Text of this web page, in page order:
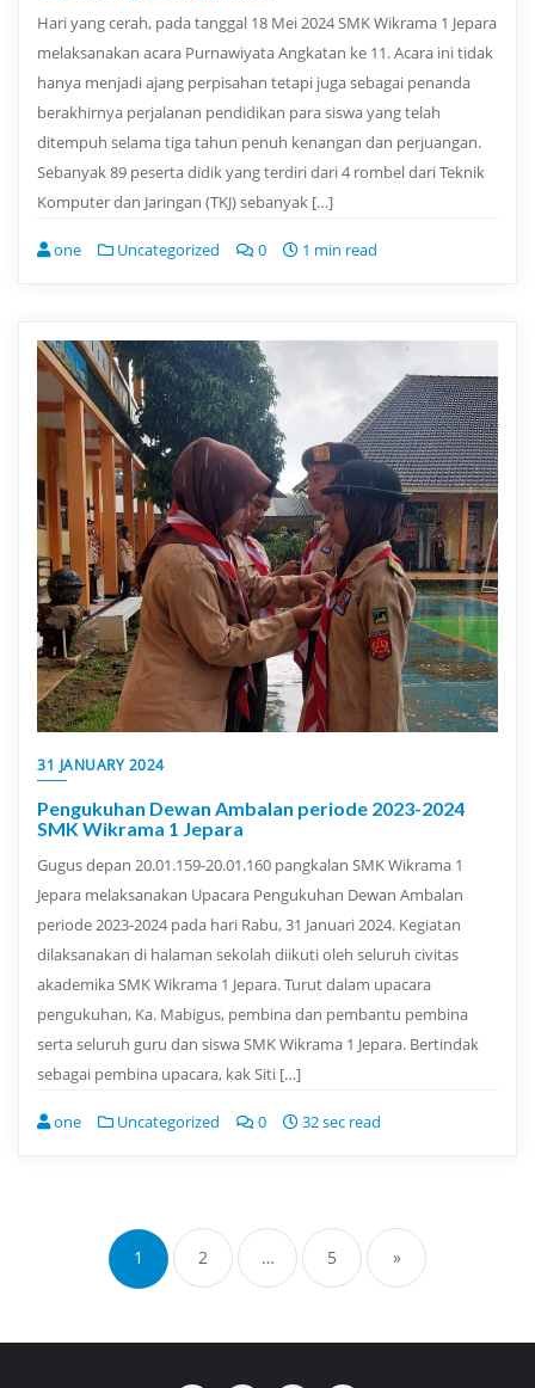
Hari yang cerah, pada tanggal 18 Mei 2024 SMK Wikrama 1 Jepara
melaksanakan acara Purnawiyata Angkatan ke 11. Acara ini tidak
hanya menjadi ajang perpisahan tetapi juga sebagai penanda
berakhirnya perjalanan pendidikan para siswa yang telah
ditempuh selama tiga tahun penuh kenangan dan perjuangan.
Sebanyak 89 peserta didik yang terdiri dari 4 rombel dari Teknik
Komputer dan Jaringan (TKJ) sebanyak […]
one Uncategorized 0 1 min read
31 JANUARY 2024
Pengukuhan Dewan Ambalan periode 2023-2024
SMK Wikrama 1 Jepara
Gugus depan 20.01.159-20.01.160 pangkalan SMK Wikrama 1
Jepara melaksanakan Upacara Pengukuhan Dewan Ambalan
periode 2023-2024 pada hari Rabu, 31 Januari 2024. Kegiatan
dilaksanakan di halaman sekolah diikuti oleh seluruh civitas
akademika SMK Wikrama 1 Jepara. Turut dalam upacara
pengukuhan, Ka. Mabigus, pembina dan pembantu pembina
serta seluruh guru dan siswa SMK Wikrama 1 Jepara. Bertindak
sebagai pembina upacara, kak Siti […]
one Uncategorized 0 32 sec read
navigation
1 2 … 5 »